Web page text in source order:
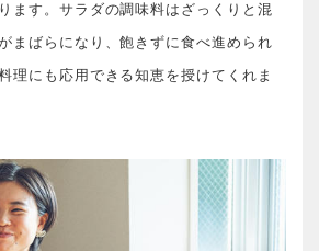
ます。サラダの調味料はざっくりと混
まばらになり、飽きずに食べ進められ
理にも応用できる知恵を授けてくれま